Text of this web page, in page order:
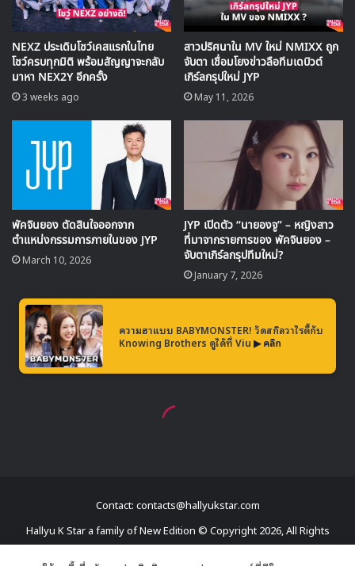
Contact: contacts@hallyukstar.com
Hallyu K Star a family of New Edition © Copyright 2026, All Rights